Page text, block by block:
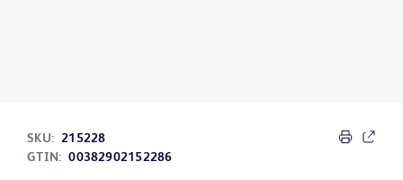
SKU: 215228
GTIN: 00382902152286